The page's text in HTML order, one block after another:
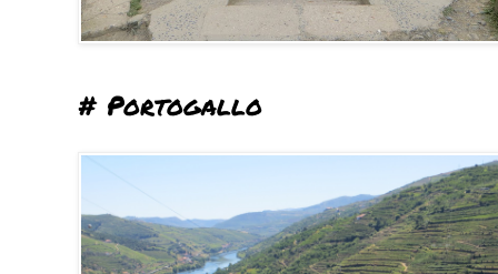
# Portogallo